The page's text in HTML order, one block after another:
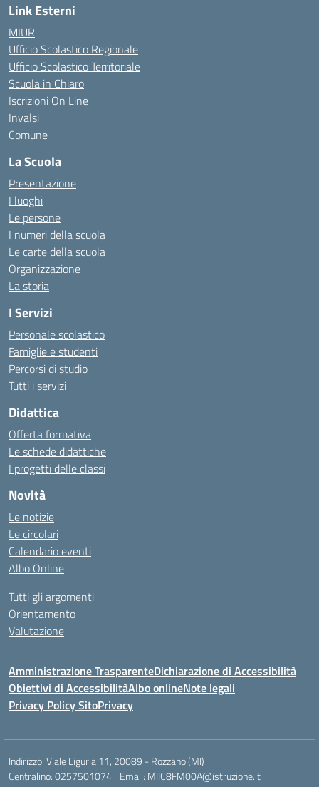
Link Esterni
MIUR
Ufficio Scolastico Regionale
Ufficio Scolastico Territoriale
Scuola in Chiaro
Iscrizioni On Line
Invalsi
Comune
La Scuola
Presentazione
I luoghi
Le persone
I numeri della scuola
Le carte della scuola
Organizzazione
La storia
I Servizi
Personale scolastico
Famiglie e studenti
Percorsi di studio
Tutti i servizi
Didattica
Offerta formativa
Le schede didattiche
I progetti delle classi
Novità
Le notizie
Le circolari
Calendario eventi
Albo Online
Tutti gli argomenti
Orientamento
Valutazione
Amministrazione TrasparenteDichiarazione di Accessibilità
Obiettivi di AccessibilitàAlbo onlineNote legali
Privacy Policy SitoPrivacy
Indirizzo:Viale Liguria 11, 20089 - Rozzano (MI)
Centralino:0257501074 Email: MIIC8FM00A@istruzione.it